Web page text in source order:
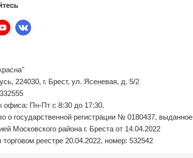
224030, г. Брест, ул. Ясеневая, д. 5/2
офиса: Пн-Пт с 8:30 до 17:30.
о государственной регистрации № 0180437, выданное
Московского района г. Бреста от 14.04.2022
торговом реестре 20.04.2022, номер: 532542